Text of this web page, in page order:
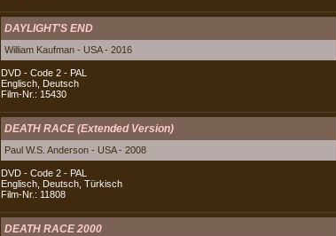
DAYLIGHT'S END
William Kaufman - USA - 2016
DVD - Code 2 - PAL
Englisch, Deutsch
Film-Nr.: 15430
DEATH RACE (Extended Version)
Paul W.S. Anderson - USA - 2008
DVD - Code 2 - PAL
Englisch, Deutsch, Türkisch
Film-Nr.: 11808
DEATH RACE 2000